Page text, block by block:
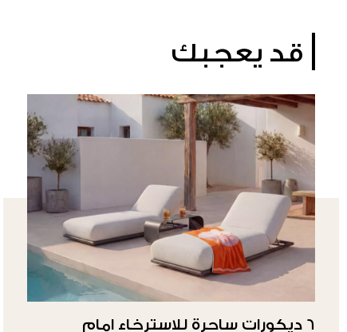
قد يعجبك
6 ديكورات ساحرة للاسترخاء امام